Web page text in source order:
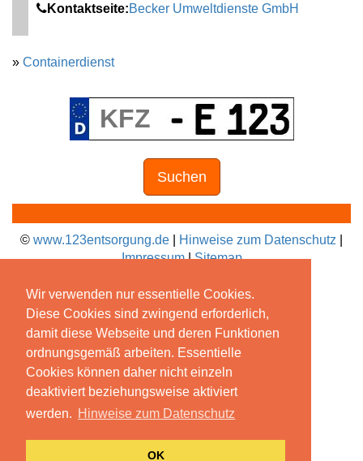
Wir verwenden nur essentielle Cookies.
Diese Cookies sind zwingend erforderlich,
damit diese Webseite und deren Funktionen
ordnungsgemäß arbeiten. Essentielle
Cookies können daher nicht einzeln
deaktiviert beziehungsweise aktiviert
werden. Hinweise zum Datenschutz
OK
Kontaktseite:Becker Umweltdienste GmbH
» Containerdienst
Suchen
© www.123entsorgung.de Hinweise zum Datenschutz
Impressum|Sitemap